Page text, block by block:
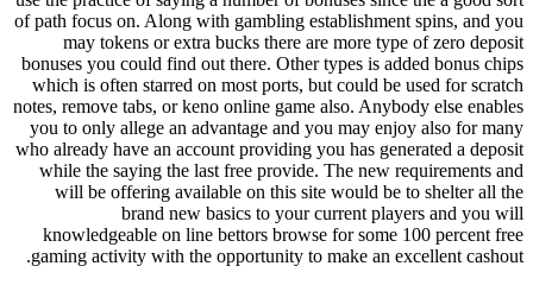
of path focus on. Along with gambling establishment spins, and you
may tokens or extra bucks there are more type of zero deposit
bonuses you could find out there. Other types is added bonus chips
which is often starred on most ports, but could be used for scratch
notes, remove tabs, or keno online game also. Anybody else enables
you to only allege an advantage and you may enjoy also for many
who already have an account providing you has generated a deposit
while the saying the last free provide. The new requirements and
will be offering available on this site would be to shelter all the
brand new basics to your current players and you will
knowledgeable on line bettors browse for some 100 percent free
gaming activity with the opportunity to make an excellent cashout.